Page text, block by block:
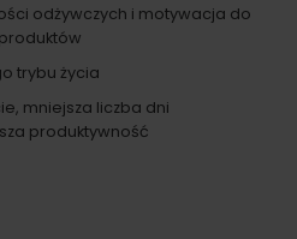
odżywczych i motywacja do
trybu życia
mniejsza liczba dni
produktywność